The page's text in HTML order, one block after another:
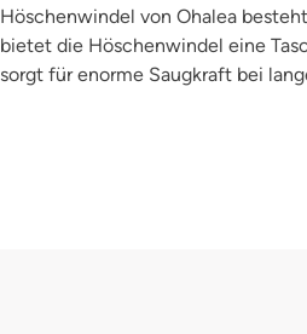
Höschenwindel von Ohalea
bietet die Höschenwindel eine
sorgt für enorme Saugkraft bei